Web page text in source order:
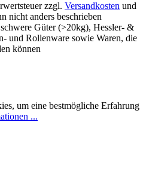
zzgl. Versandkosten und
nicht anders beschrieben
Güter (>20kg), Hessler- &
und Rollenware sowie Waren, die
können
um eine bestmögliche Erfahrung
...